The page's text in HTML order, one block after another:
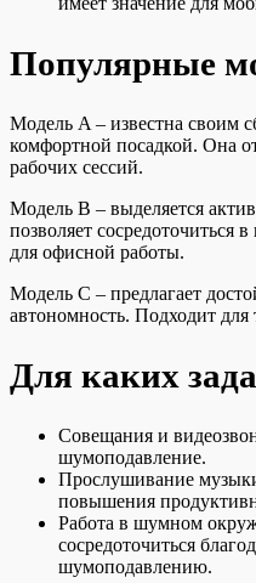
Популярные
Модель A – известна своим
комфортной посадкой. Она
рабочих сессий.
Модель B – выделяется
позволяет
для офисной работы.
Модель C – предлагает
автономность. Подходит для
Для каких
Совещания и
шумоподавление.
Прослушивание
повышения
Работа в шумном
сосредоточиться
шумоподавлению.